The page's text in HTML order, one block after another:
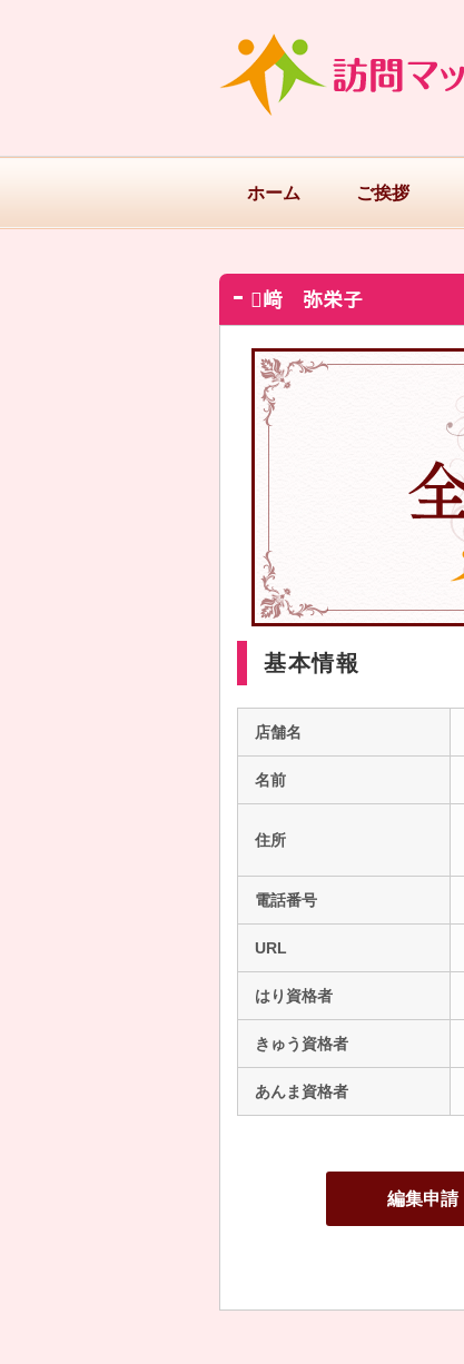
ホーム ご挨拶
﨑 弥栄子
基本情報
店舗名
名前
住所
電話番号
URL
はり資格者
きゅう資格者
あんま資格者
編集申請